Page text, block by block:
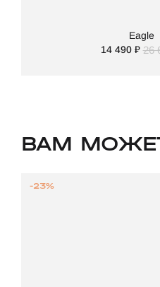
Eagle
14 490 ₽ 26
ВАМ
-23%